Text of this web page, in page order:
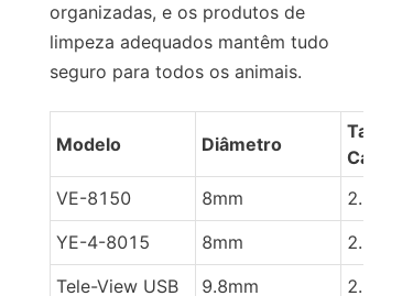
organizadas, e os produtos de
limpeza adequados mantêm tudo
seguro para todos os animais.
Modelo Diâmetro
Canal
VE-8150
8mm
2.6mm
YE-4-8015
8mm
2.6mm
Tele-View USB
9.8mm
2.2mm